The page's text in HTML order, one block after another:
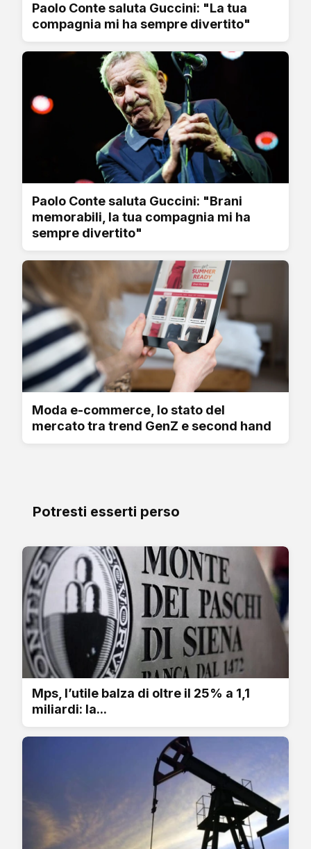
Paolo Conte saluta Guccini: "La tua
compagnia mi ha sempre divertito"
Paolo Conte saluta Guccini: "Brani
memorabili, la tua compagnia mi ha
sempre divertito"
Moda e-commerce, lo stato del
mercato tra trend GenZ e second hand
Potresti esserti perso
Mps, l’utile balza di oltre il 25% a 1,1
miliardi: la...